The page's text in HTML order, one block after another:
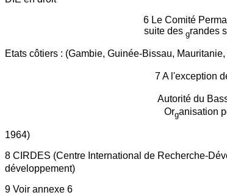
6 Le Comité
suite des grandes
Etats côtiers : (Gambie, Guinée-Bissau,
7 A l'exception
Autorité du
Organisation
1964)
8 CIRDES (Centre International de Recherche-
développement)
9 Voir annexe 6